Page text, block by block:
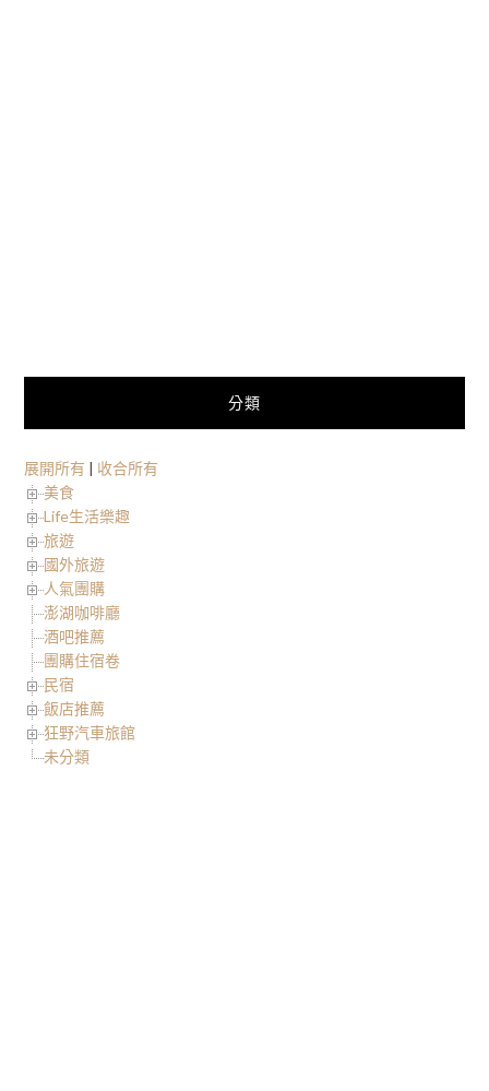
分類
展開所有 | 收合所有
美食
Life生活樂趣
旅遊
國外旅遊
人氣團購
澎湖咖啡廳
酒吧推薦
團購住宿卷
民宿
飯店推薦
狂野汽車旅館
未分類